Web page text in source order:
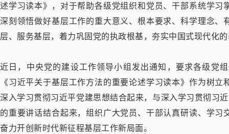
述学习读本》，对于帮助各级党组织和党员、干部系统学
深刻领悟做好基层工作的重大意义、根本要求、科学理念
层、服务基层，着力巩固党的执政根基，夯实中国式现代化
近日，中央党的建设工作领导小组发出通知，要求各级党
《习近平关于基层工作方法的重要论述学习读本》作为树
深入学习贯彻习近平党建思想结合起来，与深入学习贯彻习
的重要讲话结合起来，组织广大党员、干部认真研读、学
奋力开创新时代新征程基层工作新局面。